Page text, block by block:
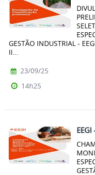
GESTÃO INDUSTRIAL -
II...
23/09/25
14h25